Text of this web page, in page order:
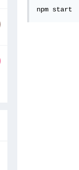
npm start